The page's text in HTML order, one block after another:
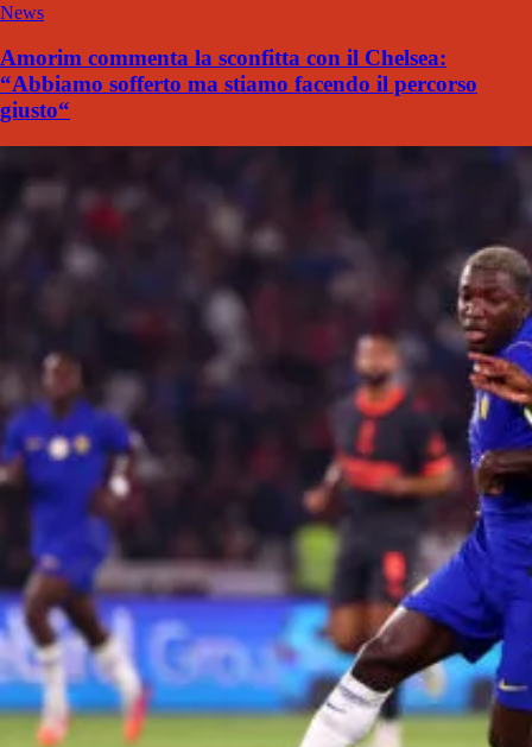
News
Amorim commenta la sconfitta con il Chelsea:
“Abbiamo sofferto ma stiamo facendo il percorso
giusto“